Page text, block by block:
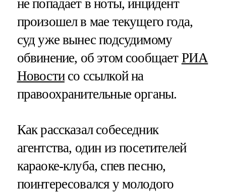
не попадает в ноты, инцидент
произошел в мае текущего года,
суд уже вынес подсудимому
обвинение, об этом сообщает РИА
Новостисо ссылкой на
правоохранительные органы.
Как рассказал собеседник
агентства, один из посетителей
караоке-клуба, спев песню,
поинтересовался у молодого